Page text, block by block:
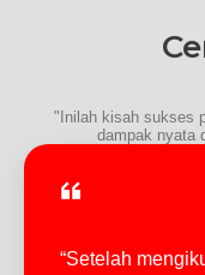
"Inilah kisah sukses
dampak nyata
“Setelah